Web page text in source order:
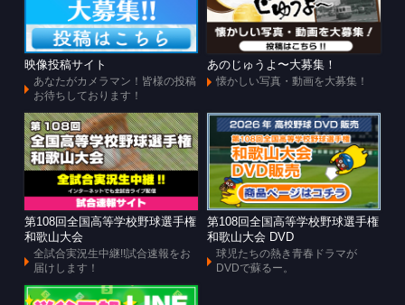
映像投稿サイト
あなたがカメラマン！皆様の投稿
お待ちしております！
あのじゅうよ〜大募集！
懐かしい写真・動画を大募集！
第108回全国高等学校野球選手権
和歌山大会
全試合実況生中継!!試合速報をお
届けします！
第108回全国高等学校野球選手権
和歌山大会 DVD
球児たちの熱き青春ドラマが
DVDで蘇るー。